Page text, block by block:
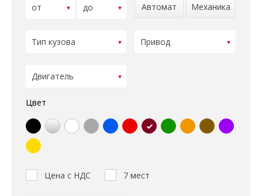
Автомат
Механика
Цвет
Цена с НДС 7 мест